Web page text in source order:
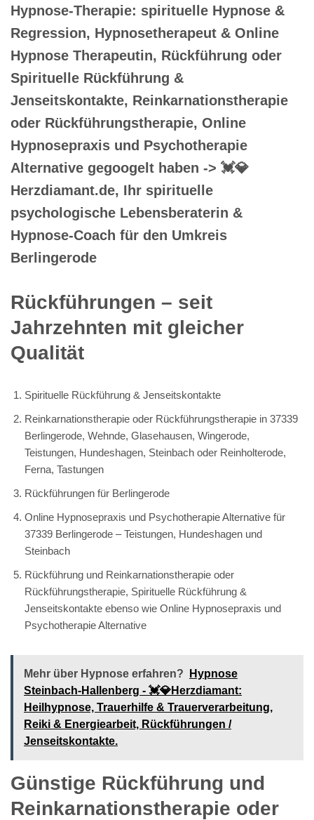
Hypnose-Therapie: spirituelle Hypnose &
Regression, Hypnosetherapeut & Online
Hypnose Therapeutin, Rückführung oder
Spirituelle Rückführung &
Jenseitskontakte, Reinkarnationstherapie
oder Rückführungstherapie, Online
Hypnosepraxis und Psychotherapie
Alternative gegoogelt haben -> 💓️💎
Herzdiamant.de, Ihr spirituelle
psychologische Lebensberaterin &
Hypnose-Coach für den Umkreis
Berlingerode
Rückführungen – seit
Jahrzehnten mit gleicher
Qualität
Spirituelle Rückführung & Jenseitskontakte
Reinkarnationstherapie oder Rückführungstherapie in 37339
Berlingerode, Wehnde, Glasehausen, Wingerode,
Teistungen, Hundeshagen, Steinbach oder Reinholterode,
Ferna, Tastungen
Rückführungen für Berlingerode
Online Hypnosepraxis und Psychotherapie Alternative für
37339 Berlingerode – Teistungen, Hundeshagen und
Steinbach
Rückführung und Reinkarnationstherapie oder
Rückführungstherapie, Spirituelle Rückführung &
Jenseitskontakte ebenso wie Online Hypnosepraxis und
Psychotherapie Alternative
Mehr über Hypnose erfahren?
Hypnose
Steinbach-Hallenberg - 💓️💎Herzdiamant:
Heilhypnose, Trauerhilfe & Trauerverarbeitung,
Reiki & Energiearbeit, Rückführungen /
Jenseitskontakte.
Günstige Rückführung und
Reinkarnationstherapie oder